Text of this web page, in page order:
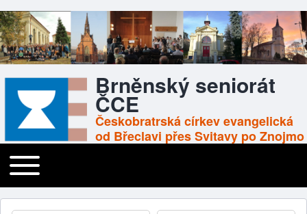
Brněnský seniorát
ČCE
Českobratrská církev evangelická
od Břeclavi přes Svitavy po Znojmo
Main navigation
Toggle main menu